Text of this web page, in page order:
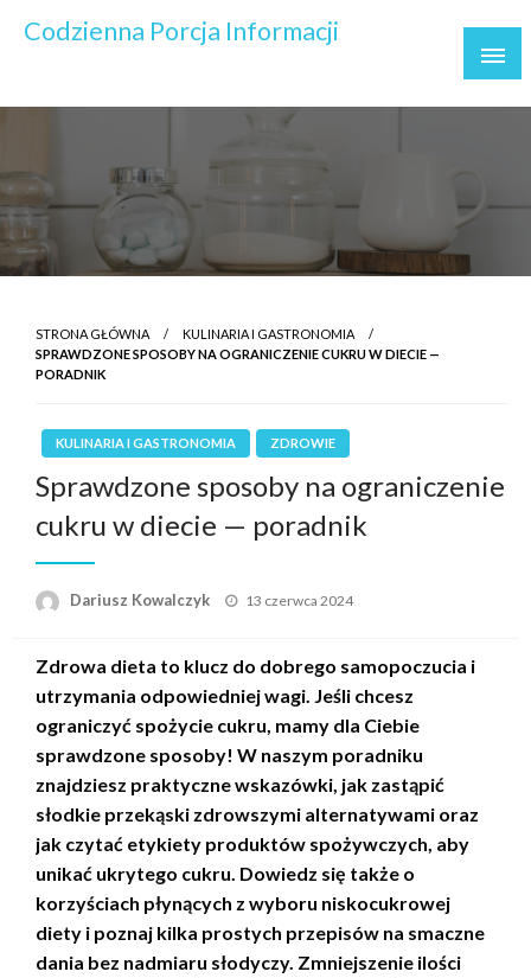
Codzienna Porcja Informacji
STRONA GŁÓWNA
KULINARIA I GASTRONOMIA
SPRAWDZONE SPOSOBY NA OGRANICZENIE CUKRU W DIECIE —
PORADNIK
KULINARIA I GASTRONOMIA ZDROWIE
Sprawdzone sposoby na ograniczenie
cukru w diecie — poradnik
Dariusz Kowalczyk
Opublikowane
13 czerwca 2024
Zdrowa dieta to klucz do dobrego samopoczucia i
utrzymania odpowiedniej wagi. Jeśli chcesz
ograniczyć spożycie cukru, mamy dla Ciebie
sprawdzone sposoby! W naszym poradniku
znajdziesz praktyczne wskazówki, jak zastąpić
słodkie przekąski zdrowszymi alternatywami oraz
jak czytać etykiety produktów spożywczych, aby
unikać ukrytego cukru. Dowiedz się także o
korzyściach płynących z wyboru niskocukrowej
diety i poznaj kilka prostych przepisów na smaczne
dania bez nadmiaru słodyczy. Zmniejszenie ilości